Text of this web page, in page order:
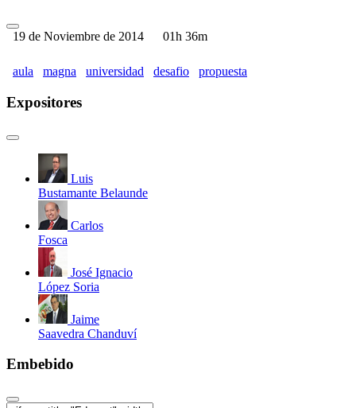
06)
Siglo XXI - (Parte 07)
19 de Noviembre de 2014 01h 36m
aula magna universidad desafio propuesta
Expositores
Luis
Bustamante Belaunde
Carlos
Fosca
José Ignacio
López Soria
Jaime
Saavedra Chanduví
Embebido